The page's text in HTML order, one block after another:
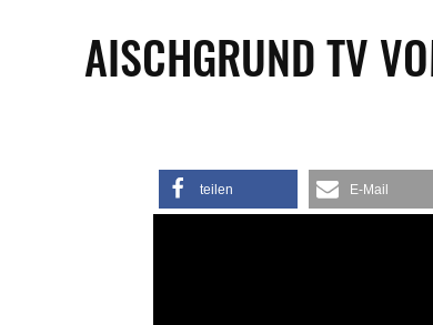
AISCHGRUND TV
teilen E-Mail